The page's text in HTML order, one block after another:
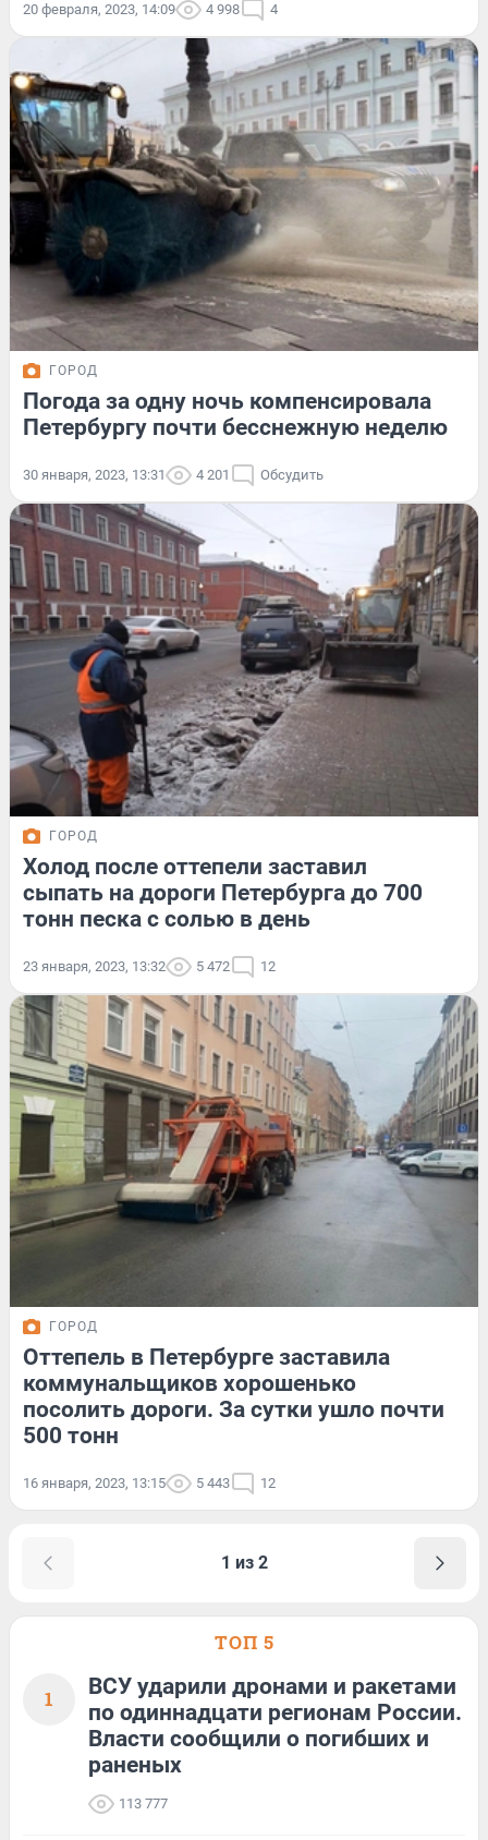
20 февраля, 2023, 14:09 4 998 4
ГОРОД
Погода за одну ночь компенсировала
Петербургу почти бесснежную неделю
30 января, 2023, 13:31 4 201 Обсудить
ГОРОД
Холод после оттепели заставил
сыпать на дороги Петербурга до 700
тонн песка с солью в день
23 января, 2023, 13:32 5 472 12
ГОРОД
Оттепель в Петербурге заставила
коммунальщиков хорошенько
посолить дороги. За сутки ушло почти
500 тонн
16 января, 2023, 13:15 5 443 12
1 из 2
ТОП 5
1
ВСУ ударили дронами и ракетами
по одиннадцати регионам России.
Власти сообщили о погибших и
раненых
113 777